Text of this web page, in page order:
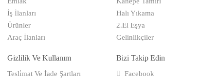
İş İlanları
Ürünler
Araç İlanları
Halı Yıkama
2.El Eşya
Gelinlikçiler
Gizlilik Ve Kullanım
Tesli̇mat Ve İade Şartları
Bizi Takip Edin
Facebook